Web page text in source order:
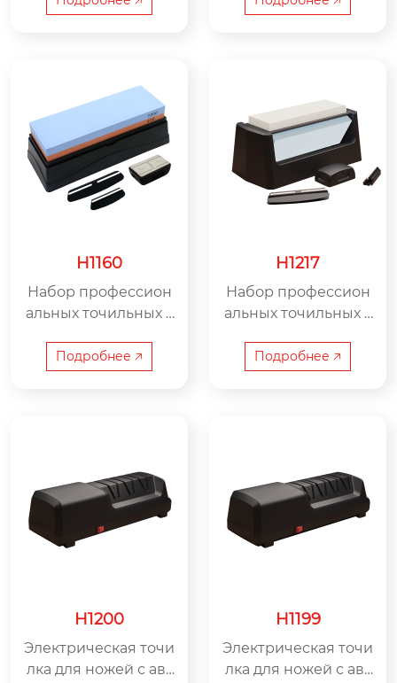
йное применение,
за лезвиями
ссиональное решен
H1160
Набор профессион
альных точильных к
ьное сочетание тра
диционных техноло
Подробнее 🡥
H1217
Набор профессион
альных точильных к
ость и забота о лезв
ии, выбор мастеров
Подробнее 🡥
H1200
Электрическая точи
лка для ножей с авт
H1199
Электрическая точи
лка для ножей с авт